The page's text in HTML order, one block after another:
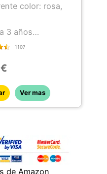
color: rosa,
3 años
reparar
1107
Ver mas
de Amazon